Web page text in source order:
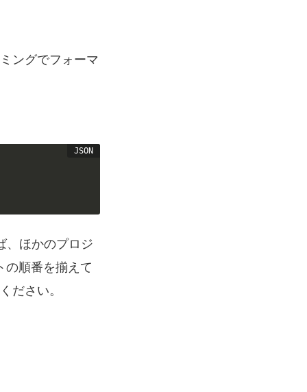
ングでフォーマ
、ほかのプロジ
順番を揃えて
ださい。